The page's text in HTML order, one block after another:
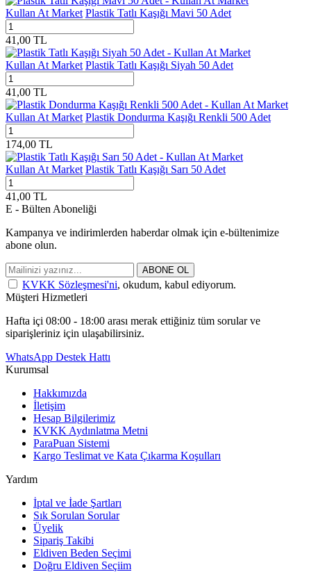
Kullan At Market Plastik Tatlı Kaşığı Mavi 50 Adet
41,00 TL
Kullan At Market Plastik Tatlı Kaşığı Siyah 50 Adet
41,00 TL
Kullan At Market Plastik Dondurma Kaşığı Renkli 500 Adet
174,00 TL
Kullan At Market Plastik Tatlı Kaşığı Sarı 50 Adet
41,00 TL
E - Bülten Aboneliği
Kampanya ve indirimlerden haberdar olmak için e-bültenimize
abone olun.
ABONE OL
KVKK Sözleşmesi'ni, okudum, kabul ediyorum.
Müşteri Hizmetleri
Hafta içi 08:00 - 18:00 arası merak ettiğiniz tüm sorular ve
siparişleriniz için ulaşabilirsiniz.
WhatsApp Destek Hattı
Kurumsal
Hakkımızda
İletişim
Hesap Bilgilerimiz
KVKK Aydınlatma Metni
ParaPuan Sistemi
Kargo Teslimat ve Kata Çıkarma Koşulları
Yardım
İptal ve İade Şartları
Sık Sorulan Sorular
Üyelik
Sipariş Takibi
Eldiven Beden Seçimi
Doğru Eldiven Seçiim